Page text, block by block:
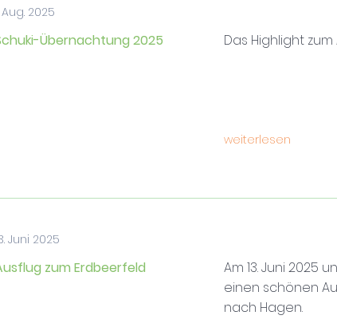
Aug. 2025
Übernachtung 2025 Das Highlight zum
weiterlesen
Juni 2025
zum Erdbeerfeld
Am 13. Juni 2025
einen schönen
nach Hagen.